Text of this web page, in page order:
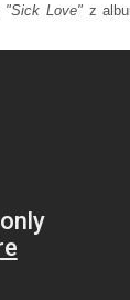
"Sick Love"z